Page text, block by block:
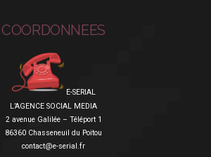
COORDONNEES
E-SERIAL
L’AGENCE SOCIAL MEDIA
2 avenue Galilée – Téléport 1
86360 Chasseneuil du Poitou
contact@e-serial.fr